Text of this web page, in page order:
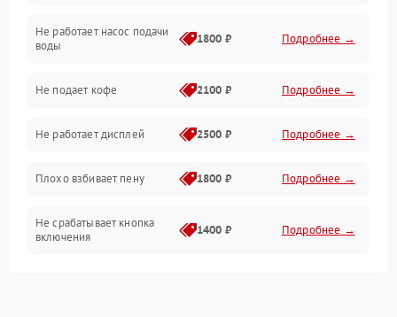
Проблемы с водой
Проблемы с капучинатором и паром
Управление и электроника
Программное обеспечение
Не работает насос подачи
воды
1800 ₽ Подробнее →
Не подает кофе 2100 ₽ Подробнее →
Не работает дисплей 2500 ₽ Подробнее →
Плохо взбивает пену 1800 ₽ Подробнее →
Не срабатывает кнопка
включения
1400 ₽ Подробнее →